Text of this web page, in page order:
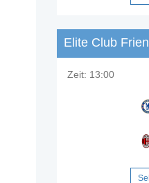
Elite Club
Zeit: 13:00